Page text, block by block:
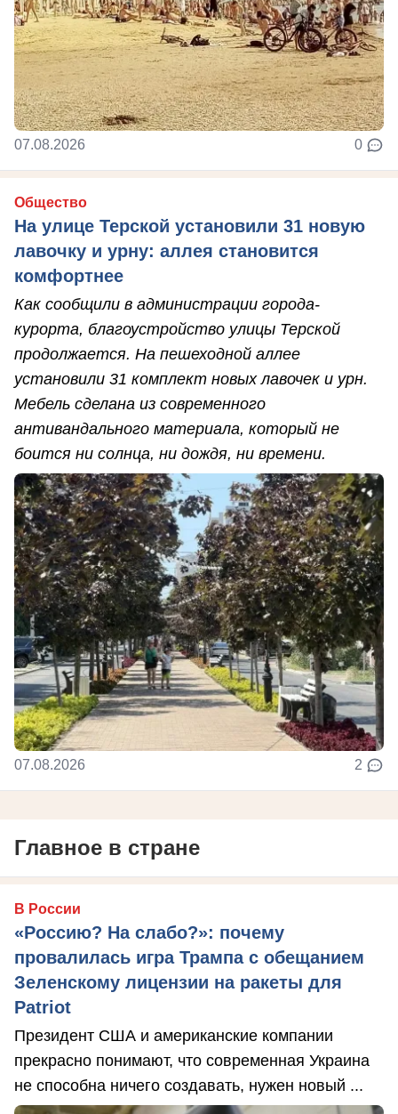
07.08.2026 0
Общество
На улице Терской установили 31 новую
лавочку и урну: аллея становится
комфортнее
Как сообщили в администрации города-
курорта, благоустройство улицы Терской
продолжается. На пешеходной аллее
установили 31 комплект новых лавочек и урн.
Мебель сделана из современного
антивандального материала, который не
боится ни солнца, ни дождя, ни времени.
07.08.2026 2
Главное в стране
В России
«Россию? На слабо?»: почему
провалилась игра Трампа с обещанием
Зеленскому лицензии на ракеты для
Patriot
Президент США и американские компании
прекрасно понимают, что современная Украина
не способна ничего создавать, нужен новый ...